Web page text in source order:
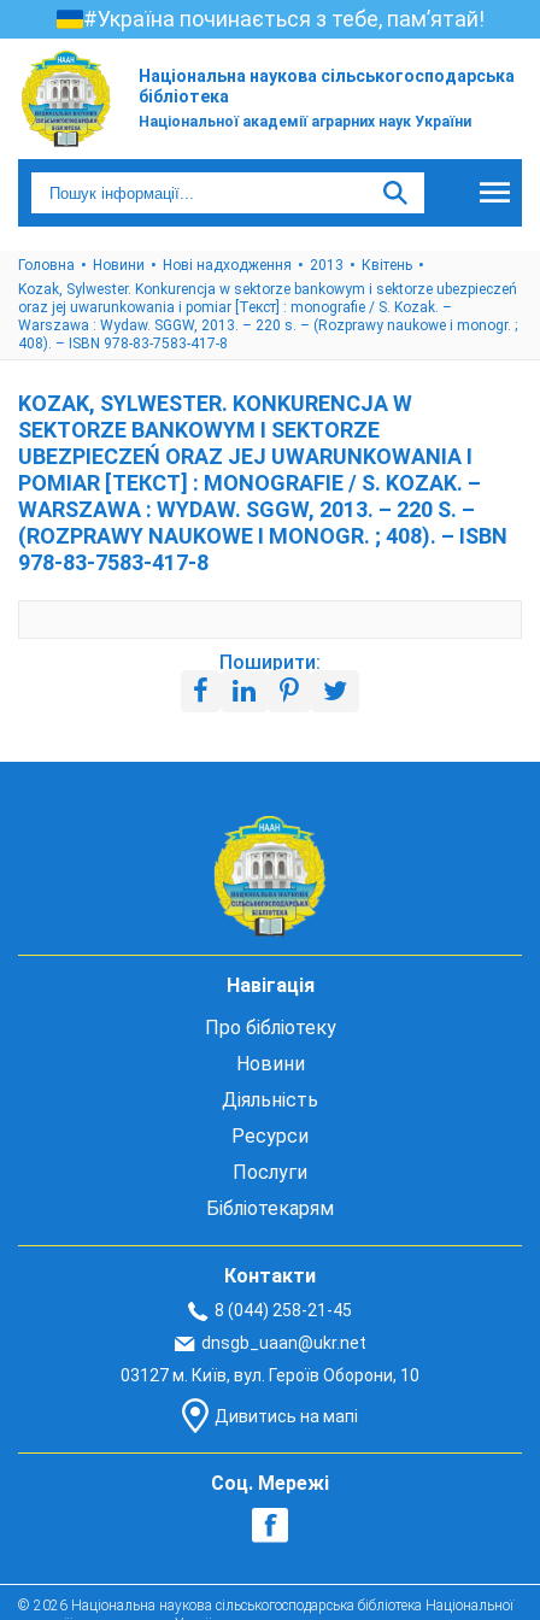
#Україна починається з тебе, пам’ятай!
Національна наукова сільськогосподарська
бібліотека
Національної академії аграрних наук України
Головна Новини Нові надходження 2013
Квітень
Kozak, Sylwester. Konkurencja w sektorze bankowym i sektorze ubezpieczeń
oraz jej uwarunkowania i pomiar [Текст] : monografie / S. Kozak. –
Warszawa : Wydaw. SGGW, 2013. – 220 s. – (Rozprawy naukowe i monogr. ;
408). – ISBN 978-83-7583-417-8
KOZAK, SYLWESTER. KONKURENCJA W
SEKTORZE BANKOWYM I SEKTORZE
UBEZPIECZEŃ ORAZ JEJ UWARUNKOWANIA I
POMIAR [ТЕКСТ] : MONOGRAFIE / S. KOZAK. –
WARSZAWA : WYDAW. SGGW, 2013. – 220 S. –
(ROZPRAWY NAUKOWE I MONOGR. ; 408). – ISBN
978-83-7583-417-8
Поширити:
Навігація
Про бібліотеку
Новини
Діяльність
Ресурси
Послуги
Бібліотекарям
Контакти
8 (044) 258-21-45
dnsgb_uaan@ukr.net
03127 м. Київ, вул. Героїв Оборони, 10
Дивитись на мапі
Соц. Мережі
© 2026 Національна наукова сільськогосподарська бібліотека Національної